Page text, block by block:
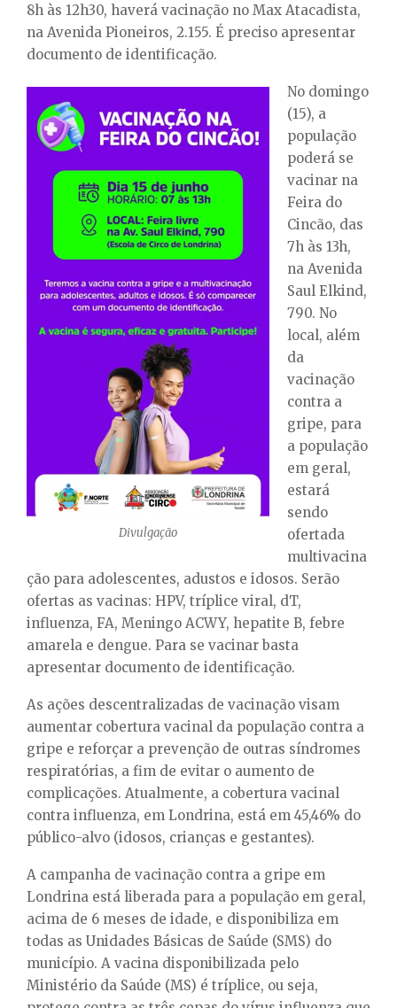
8h às 12h30, haverá vacinação no Max Atacadista,
na Avenida Pioneiros, 2.155. É preciso apresentar
documento de identificação.
Divulgação
No domingo
(15), a
população
poderá se
vacinar na
Feira do
Cincão, das
7h às 13h,
na Avenida
Saul Elkind,
790. No
local, além
da
vacinação
contra a
gripe, para
a população
em geral,
estará
sendo
ofertada
multivacina
ção para adolescentes, adustos e idosos. Serão
ofertas as vacinas: HPV, tríplice viral, dT,
influenza, FA, Meningo ACWY, hepatite B, febre
amarela e dengue. Para se vacinar basta
apresentar documento de identificação.
As ações descentralizadas de vacinação visam
aumentar cobertura vacinal da população contra a
gripe e reforçar a prevenção de outras síndromes
respiratórias, a fim de evitar o aumento de
complicações. Atualmente, a cobertura vacinal
contra influenza, em Londrina, está em 45,46% do
público-alvo (idosos, crianças e gestantes).
A campanha de vacinação contra a gripe em
Londrina está liberada para a população em geral,
acima de 6 meses de idade, e disponibiliza em
todas as Unidades Básicas de Saúde (SMS) do
município. A vacina disponibilizada pelo
Ministério da Saúde (MS) é tríplice, ou seja,